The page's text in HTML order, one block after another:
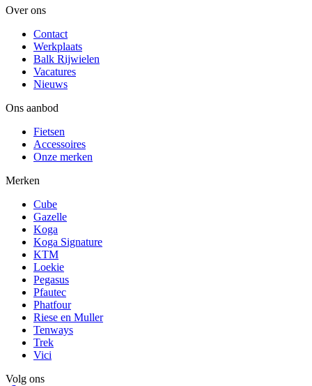
Over ons
Contact
Werkplaats
Balk Rijwielen
Vacatures
Nieuws
Ons aanbod
Fietsen
Accessoires
Onze merken
Merken
Cube
Gazelle
Koga
Koga Signature
KTM
Loekie
Pegasus
Pfautec
Phatfour
Riese en Muller
Tenways
Trek
Vici
Volg ons